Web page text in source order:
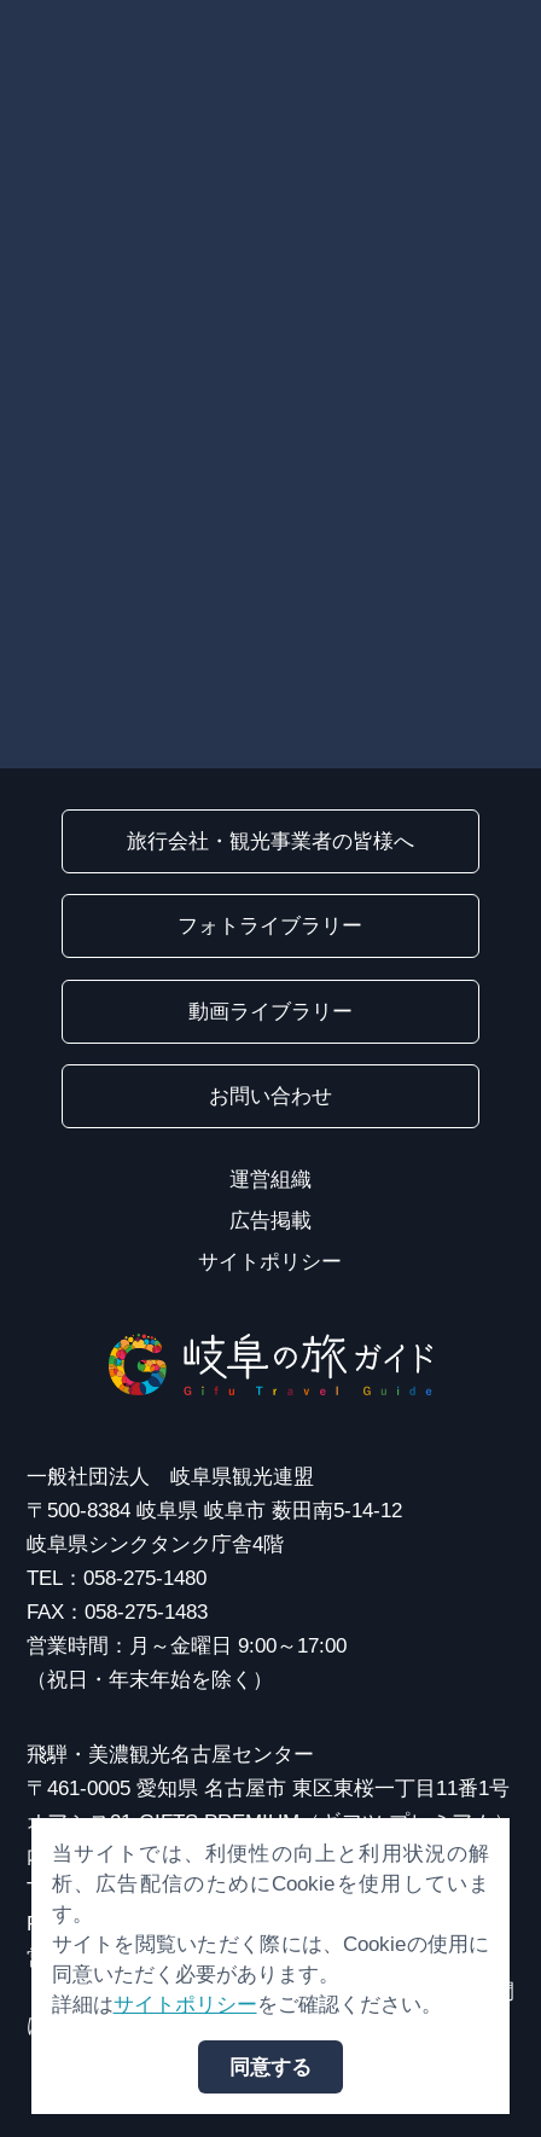
旅行会社・観光事業者の皆様へ
フォトライブラリー
動画ライブラリー
お問い合わせ
運営組織
広告掲載
サイトポリシー
一般社団法人 岐阜県観光連盟
〒500-8384 岐阜県 岐阜市 薮田南5-14-12
岐阜県シンクタンク庁舎4階
TEL：058-275-1480
FAX：058-275-1483
営業時間：月～金曜日 9:00～17:00
（祝日・年末年始を除く）
飛騨・美濃観光名古屋センター
〒461-0005 愛知県 名古屋市 東区東桜一丁目11番1号
オアシス21 GIFTS PREMIUM（ギフツ プレミアム）
内
TEL：052-253-6185
FAX：052-253-6186
営業時間：10:00～21:00
（原則、元日を除き年中無休）※観光相談対応時間
は18:30まで
© （一社）岐阜県観光連盟 All Rights Reserved.
当サイトでは、利便性の向上と利用状況の解
析、広告配信のためにCookieを使用していま
す。
サイトを閲覧いただく際には、Cookieの使用に
同意いただく必要があります。
詳細はサイトポリシーをご確認ください。
同意する